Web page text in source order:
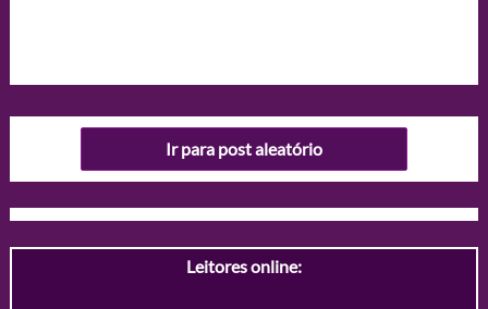
Ir para post aleatório
Leitores online: